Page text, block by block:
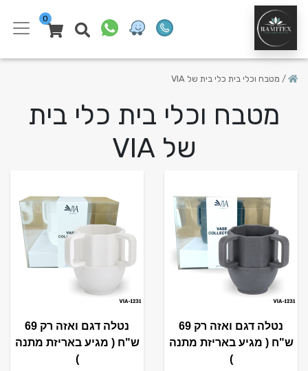
0
מטבח וכלי בית כלי בית של VIA
מטבח וכלי בית כלי בית
של VIA
נטלה דגם ואזה רק 69
ש"ח ( מגיע באריזת מתנה
)
נטלה דגם ואזה רק 69
ש"ח ( מגיע באריזת מתנה
)